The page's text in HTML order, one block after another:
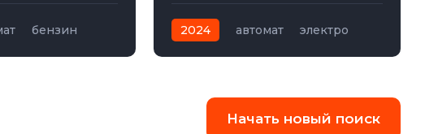
бензин
2024 автомат
электро
Начать новый поиск